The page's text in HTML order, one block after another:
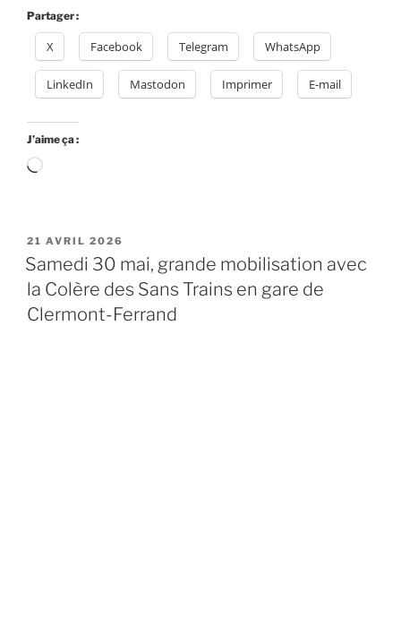
Partager :
X Facebook Telegram WhatsApp
LinkedIn Mastodon Imprimer E-mail
J’aime ça :
Chargement…
PUBLIÉ
LE
21 AVRIL 2026
Samedi 30 mai, grande mobilisation avec
la Colère des Sans Trains en gare de
Clermont-Ferrand